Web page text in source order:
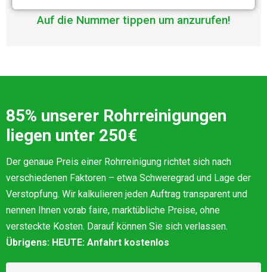
Auf die Nummer tippen um anzurufen!
85% unserer Rohrreinigungen
liegen unter 250€
Der genaue Preis einer Rohrreinigung richtet sich nach
verschiedenen Faktoren – etwa Schweregrad und Lage der
Verstopfung. Wir kalkulieren jeden Auftrag transparent und
nennen Ihnen vorab faire, marktübliche Preise, ohne
versteckte Kosten. Darauf können Sie sich verlassen.
Übrigens: HEUTE: Anfahrt kostenlos